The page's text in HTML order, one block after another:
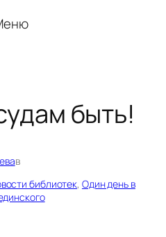
быть!
в
библиотек, Один день в